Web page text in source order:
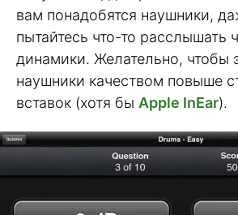
вам понадобятся наушники,
пытайтесь что-то расслышать
динамики. Желательно, чтобы
наушники качеством повыше
вставок (хотя бы Apple InEar).